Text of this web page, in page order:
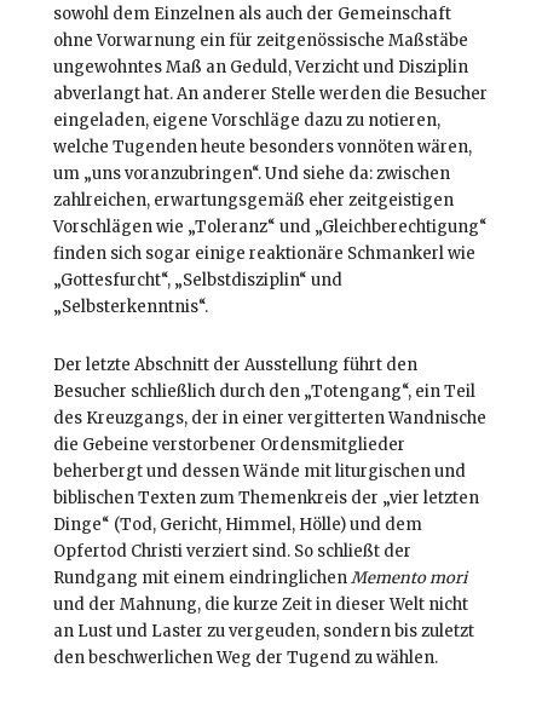
sowohl dem Einzelnen als auch der Gemeinschaft
ohne Vorwarnung ein für zeitgenössische Maßstäbe
ungewohntes Maß an Geduld, Verzicht und Disziplin
abverlangt hat. An anderer Stelle werden die Besucher
eingeladen, eigene Vorschläge dazu zu notieren,
welche Tugenden heute besonders vonnöten wären,
um „uns voranzubringen“. Und siehe da: zwischen
zahlreichen, erwartungsgemäß eher zeitgeistigen
Vorschlägen wie „Toleranz“ und „Gleichberechtigung“
finden sich sogar einige reaktionäre Schmankerl wie
„Gottesfurcht“, „Selbstdisziplin“ und
„Selbsterkenntnis“.
Der letzte Abschnitt der Ausstellung führt den
Besucher schließlich durch den „Totengang“, ein Teil
des Kreuzgangs, der in einer vergitterten Wandnische
die Gebeine verstorbener Ordensmitglieder
beherbergt und dessen Wände mit liturgischen und
biblischen Texten zum Themenkreis der „vier letzten
Dinge“ (Tod, Gericht, Himmel, Hölle) und dem
Opfertod Christi verziert sind. So schließt der
Rundgang mit einem eindringlichenMemento mori
und der Mahnung, die kurze Zeit in dieser Welt nicht
an Lust und Laster zu vergeuden, sondern bis zuletzt
den beschwerlichen Weg der Tugend zu wählen.